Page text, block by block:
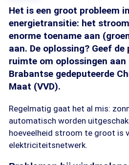
Het is een groot probleem
energietransitie: het
enorme toename aan
aan. De oplossing? Geef
ruimte om oplossingen
Brabantse gedeputeerde
Maat (VVD).
Regelmatig gaat het al mis:
automatisch worden
hoeveelheid stroom te groot is
elektriciteitsnetwerk.